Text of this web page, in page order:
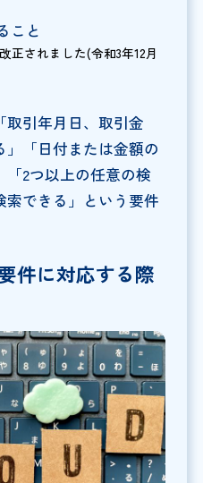
こと
正されました(令和3年12月
取引年月日、取引金
「日付または金額の
2つ以上の任意の検
できる」という要件
件に対応する際